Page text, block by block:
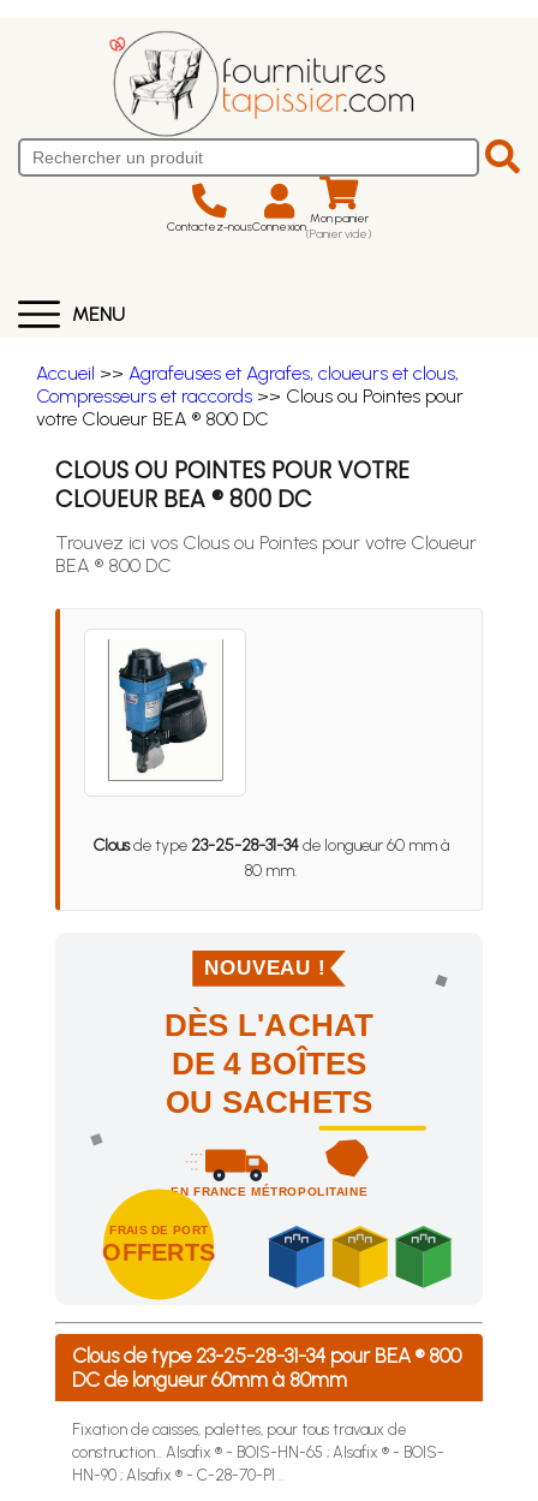
Contactez-nousConnexion Mon panier
(Panier vide)
MENU
Accueil >> Agrafeuses et Agrafes, cloueurs et clous,
Compresseurs et raccords >> Clous ou Pointes pour
votre Cloueur BEA ® 800 DC
CLOUS OU POINTES POUR VOTRE
CLOUEUR BEA ® 800 DC
Trouvez ici vos Clous ou Pointes pour votre Cloueur
BEA ® 800 DC
Clousde type 23-25-28-31-34de longueur 60 mm à
80 mm.
NOUVEAU !
DÈS L'ACHAT
DE 4 BOÎTES
OU SACHETS
EN FRANCE MÉTROPOLITAINE
FRAIS DE PORT
OFFERTS
Achetez 4 sachets ou boîtes d'agrafes ou de pointes et
Clous de type 23-25-28-31-34 pour BEA ® 800
DC de longueur 60mm à 80mm
Fixation de caisses, palettes, pour tous travaux de
construction... Alsafix ® - BOIS-HN-65 ; Alsafix ® - BOIS-
HN-90 ; Alsafix ® - C-28-70-P1 ..